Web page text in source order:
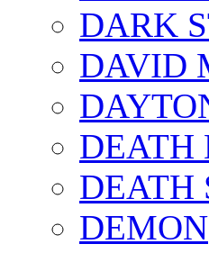
DARK
DAVID
DEATH
DEATH
DEMON